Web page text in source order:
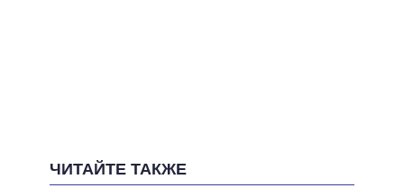
ЧИТАЙТЕ ТАКЖЕ